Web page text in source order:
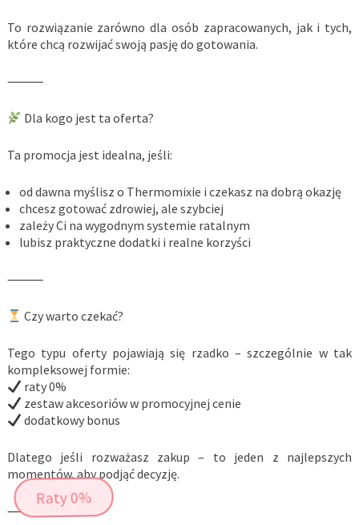
To rozwiązanie zarówno dla osób zapracowanych, jak i tych,
które chcą rozwijać swoją pasję do gotowania.
⸻
Dla kogo jest ta oferta?
Ta promocja jest idealna, jeśli:
od dawna myślisz o Thermomixie i czekasz na dobrą okazję
chcesz gotować zdrowiej, ale szybciej
zależy Ci na wygodnym systemie ratalnym
lubisz praktyczne dodatki i realne korzyści
⸻
Czy warto czekać?
Tego typu oferty pojawiają się rzadko – szczególnie w tak
kompleksowej formie:
raty 0%
zestaw akcesoriów w promocyjnej cenie
dodatkowy bonus
Dlatego jeśli rozważasz zakup – to jeden z najlepszych
momentów, aby podjąć decyzję.
⸻
Raty 0%